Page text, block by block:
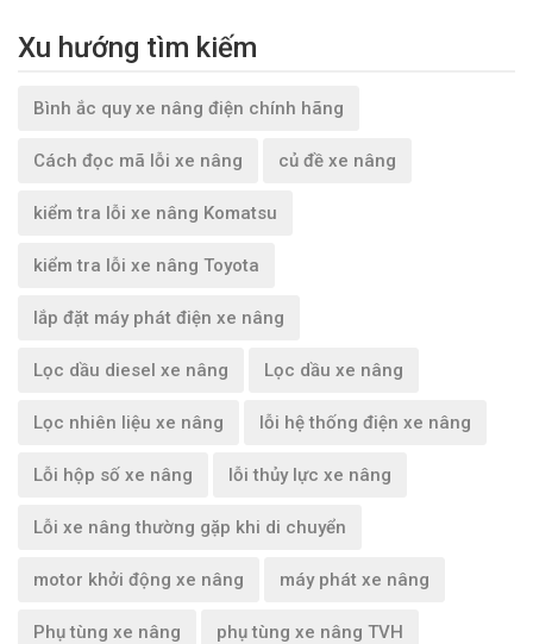
Xu hướng tìm kiếm
Bình ắc quy xe nâng điện chính hãng
Cách đọc mã lỗi xe nâng củ đề xe nâng
kiểm tra lỗi xe nâng Komatsu
kiểm tra lỗi xe nâng Toyota
lắp đặt máy phát điện xe nâng
Lọc dầu diesel xe nâng Lọc dầu xe nâng
Lọc nhiên liệu xe nâng lỗi hệ thống điện xe nâng
Lỗi hộp số xe nâng lỗi thủy lực xe nâng
Lỗi xe nâng thường gặp khi di chuyển
motor khởi động xe nâng máy phát xe nâng
Phụ tùng xe nâng phụ tùng xe nâng TVH